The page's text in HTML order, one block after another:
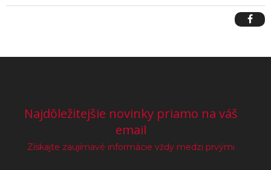
Najdôležitejšie novinky priamo na váš
email
Získajte zaujímavé informácie vždy medzi prvými